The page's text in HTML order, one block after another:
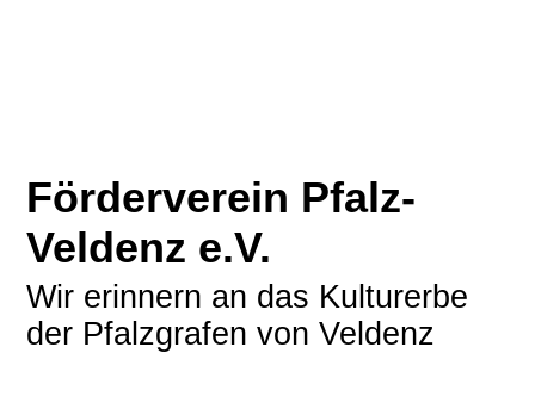
Förderverein Pfalz-
Veldenz e.V.
Wir erinnern an das Kulturerbe
der Pfalzgrafen von Veldenz